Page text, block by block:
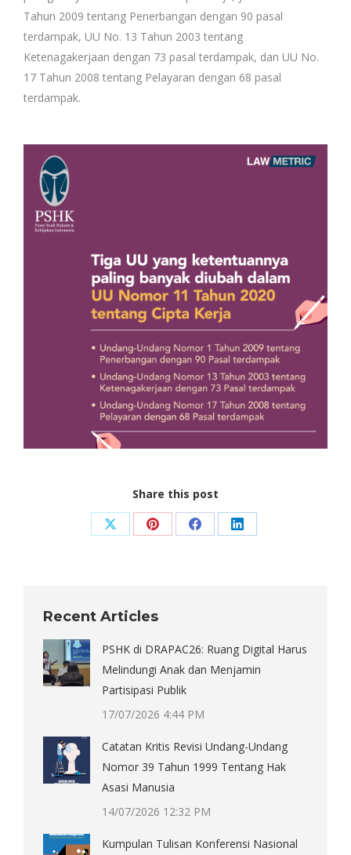
Tahun 2009 tentang Penerbangan dengan 90 pasal
terdampak, UU No. 13 Tahun 2003 tentang
Ketenagakerjaan dengan 73 pasal terdampak, dan UU No.
17 Tahun 2008 tentang Pelayaran dengan 68 pasal
terdampak.
Share this post
Share Share Share Share
Recent Articles
PSHK di DRAPAC26: Ruang Digital Harus
Melindungi Anak dan Menjamin
Partisipasi Publik
17/07/2026 4:44 PM
Catatan Kritis Revisi Undang-Undang
Nomor 39 Tahun 1999 Tentang Hak
Asasi Manusia
14/07/2026 12:32 PM
Kumpulan Tulisan Konferensi Nasional